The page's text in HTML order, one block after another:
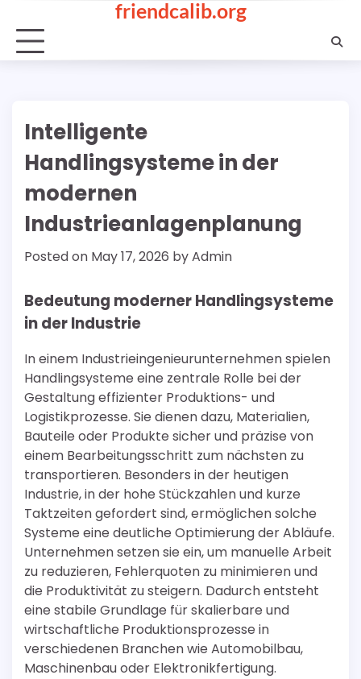
content
friendcalib.org
Intelligente
Handlingsysteme in der
modernen
Industrieanlagenplanung
Posted on May 17, 2026 byAdmin
Bedeutung moderner Handlingsysteme
in der Industrie
In einem Industrieingenieurunternehmen spielen
Handlingsysteme eine zentrale Rolle bei der
Gestaltung effizienter Produktions- und
Logistikprozesse. Sie dienen dazu, Materialien,
Bauteile oder Produkte sicher und präzise von
einem Bearbeitungsschritt zum nächsten zu
transportieren. Besonders in der heutigen
Industrie, in der hohe Stückzahlen und kurze
Taktzeiten gefordert sind, ermöglichen solche
Systeme eine deutliche Optimierung der Abläufe.
Unternehmen setzen sie ein, um manuelle Arbeit
zu reduzieren, Fehlerquoten zu minimieren und
die Produktivität zu steigern. Dadurch entsteht
eine stabile Grundlage für skalierbare und
wirtschaftliche Produktionsprozesse in
verschiedenen Branchen wie Automobilbau,
Maschinenbau oder Elektronikfertigung.